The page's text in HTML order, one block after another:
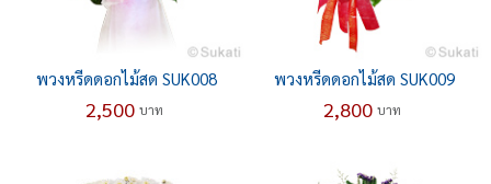
พวงหรีดดอกไม้สด SUK008
2,500 บาท
พวงหรีดดอกไม้สด SUK009
2,800 บาท